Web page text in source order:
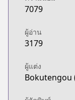
7079
ผู้อ่าน
3179
ผู้แต่ง
Bokutengou